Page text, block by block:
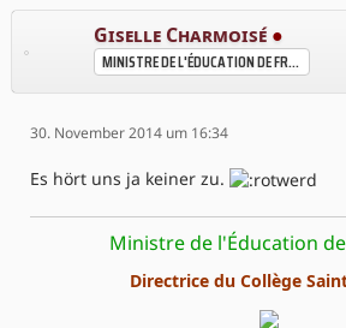
Giselle Charmoisé ●
MINISTRE DE L'ÉDUCATION DE FRÉLANDE
30. November 2014 um 16:34
Es hört uns ja keiner zu.
Ministre de l'Éducation
Directrice du Collège